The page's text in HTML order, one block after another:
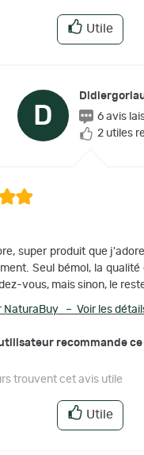
Utile
D
6 avis
2 utiles
super produit que
Seul bémol, la
vous, mais sinon, le
NaturaBuy – Voir les
recommande
trouvent cet avis utile
Utile